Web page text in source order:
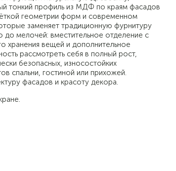
тонкий профиль из МДФ по краям фасадов
геометрии форм и современном
заменяет традиционную фурнитуру
мелочей: вместительное отделение с
хранения вещей и дополнительное
рассмотреть себя в полный рост,
безопасных, износостойких
спальни, гостиной или прихожей.
фасадов и красоту декора.